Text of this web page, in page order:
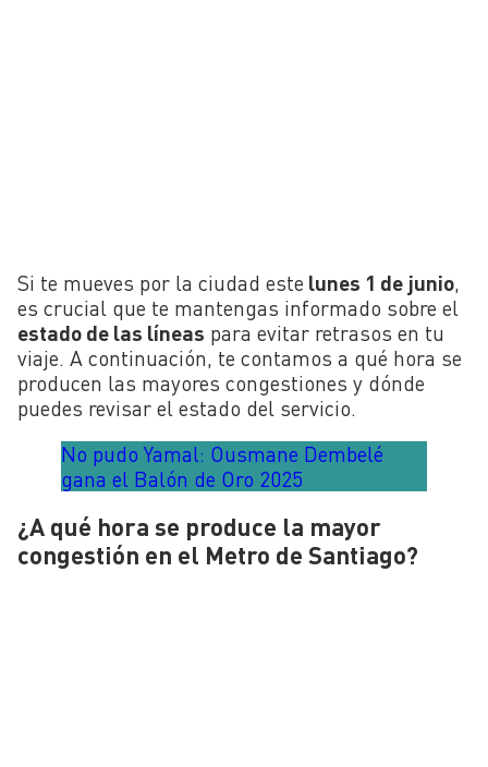
Si te mueves por la ciudad este lunes 1 de junio,
es crucial que te mantengas informado sobre el
estado de las líneas para evitar retrasos en tu
viaje. A continuación, te contamos a qué hora se
producen las mayores congestiones y dónde
puedes revisar el estado del servicio.
No pudo Yamal: Ousmane Dembelé
gana el Balón de Oro 2025
¿A qué hora se produce la mayor
congestión en el Metro de Santiago?